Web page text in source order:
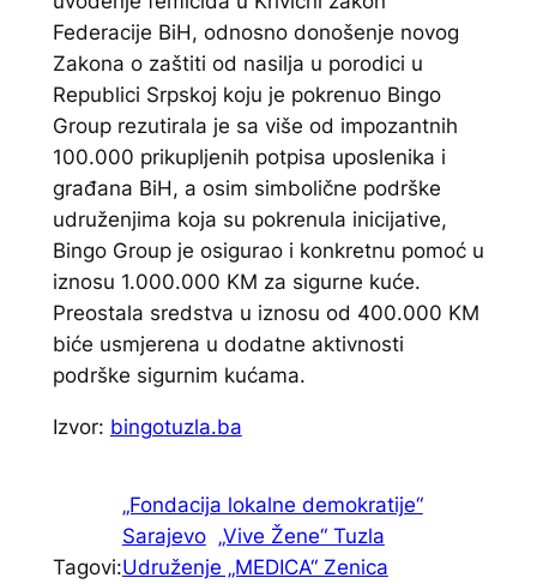
Federacije BiH, odnosno donošenje novog
Zakona o zaštiti od nasilja u porodici u
Republici Srpskoj koju je pokrenuo Bingo
Group rezutirala je sa više od impozantnih
100.000 prikupljenih potpisa uposlenika i
građana BiH, a osim simbolične podrške
udruženjima koja su pokrenula inicijative,
Bingo Group je osigurao i konkretnu pomoć u
iznosu 1.000.000 KM za sigurne kuće.
Preostala sredstva u iznosu od 400.000 KM
biće usmjerena u dodatne aktivnosti
podrške sigurnim kućama.
Izvor: bingotuzla.ba
Tagovi:
„Fondacija lokalne demokratije“
Sarajevo „Vive Žene“ Tuzla
Udruženje „MEDICA“ Zenica